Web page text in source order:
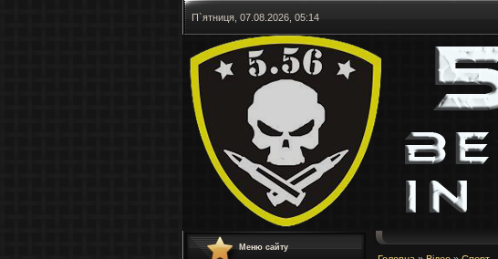
П`ятниця, 07.08.2026, 05:14
Меню сайту